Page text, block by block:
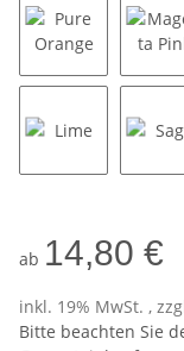
Pure Orange
ab 14,80 €
inkl. 19% MwSt. ,
Bitte beachten Sie